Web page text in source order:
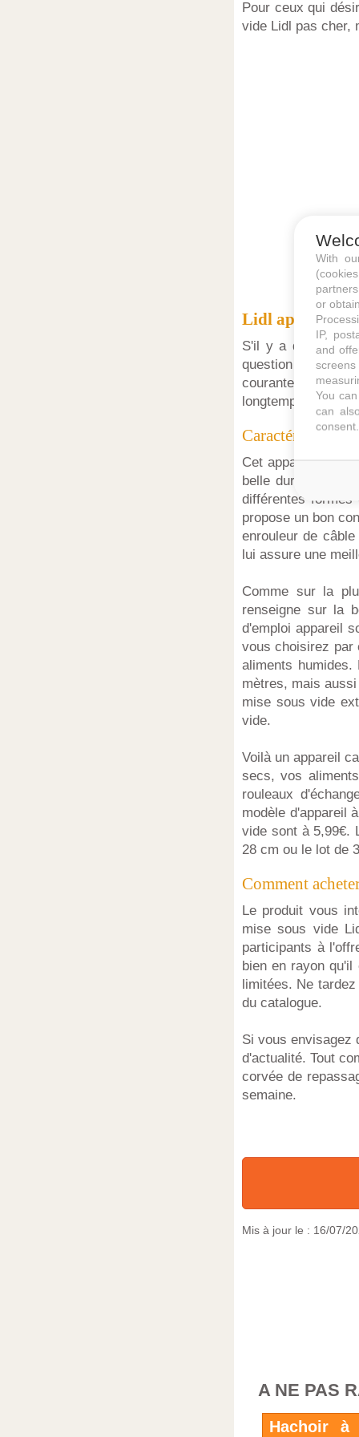
Pour ceux qui
vide Lidl pas cher,
Lidl appareil de
S'il y a quelques
question ne se
courantes et
longtemps tous
Caractéristiques
Cet appareil de
belle durée de
différentes
propose un bon
enrouleur de
lui assure une
Comme sur la
renseigne sur la
d'emploi appareil
vous choisirez par
aliments
mètres, mais
mise sous vide
vide.
Voilà un appareil
secs, vos
rouleaux
modèle d'appareil
vide sont à 5,99€.
28 cm ou le lot de
Comment
Le produit vous
mise sous vide
participants à
bien en rayon
limitées. Ne
du catalogue.
Si vous envisagez
d'actualité. Tout
corvée de
semaine.
Mis à jour le : 16/07/
A NE PAS
Hachoir à
With
or
IP,
and
You
can